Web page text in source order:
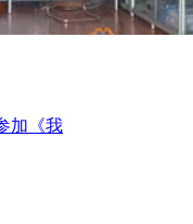
加《我